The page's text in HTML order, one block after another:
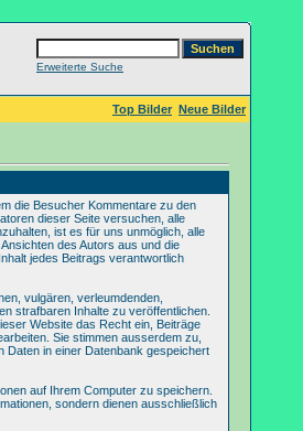
Erweiterte Suche
Top Bilder Neue Bilder
die Besucher Kommentare zu den
dieser Seite versuchen, alle
ist es für uns unmöglich, alle
des Autors aus und die
jedes Beitrags verantwortlich
vulgären, verleumdenden,
strafbaren Inhalte zu veröffentlichen.
Website das Recht ein, Beiträge
Sie stimmen ausserdem zu,
Daten in einer Datenbank gespeichert
auf Ihrem Computer zu speichern.
sondern dienen ausschließlich